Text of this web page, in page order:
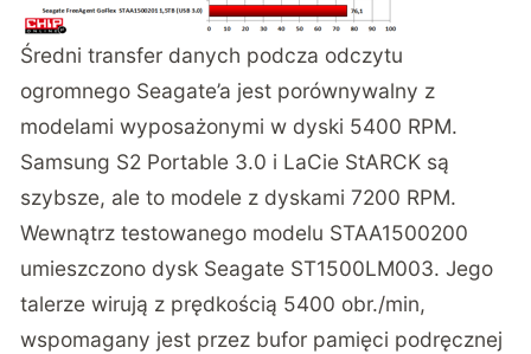
Średni transfer danych podcza odczytu
ogromnego Seagate’a jest porównywalny z
modelami wyposażonymi w dyski 5400 RPM.
Samsung S2 Portable 3.0 i LaCie StARCK są
szybsze, ale to modele z dyskami 7200 RPM.
Wewnątrz testowanego modelu STAA1500200
umieszczono dysk Seagate ST1500LM003. Jego
talerze wirują z prędkością 5400 obr./min,
wspomagany jest przez bufor pamięci podręcznej